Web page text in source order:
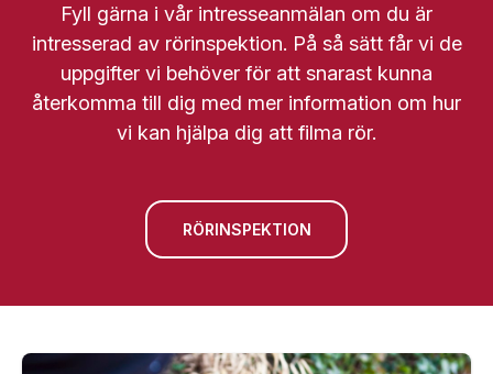
Fyll gärna i vår intresseanmälan om du är
intresserad av rörinspektion. På så sätt får vi de
uppgifter vi behöver för att snarast kunna
återkomma till dig med mer information om hur
vi kan hjälpa dig att filma rör.
RÖRINSPEKTION